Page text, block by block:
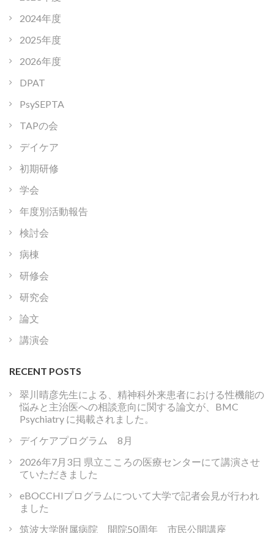
2024年度
2025年度
2026年度
DPAT
PsySEPTA
TAPの会
デイケア
初期研修
学会
年度別活動報告
検討会
病棟
研修会
研究会
論文
講演会
RECENT POSTS
翠川晴彦先生による、精神科外来患者における性機能の
悩みと主治医への相談意向に関する論文が、BMC
Psychiatry に掲載されました。
デイケアプログラム 8月
2026年7月3日 県立こころの医療センターにて講演させ
ていただきました
eBOCCHIプログラムについて大学で記者会見が行われ
ました
筑波大学附属病院 開院50周年 市民公開講座